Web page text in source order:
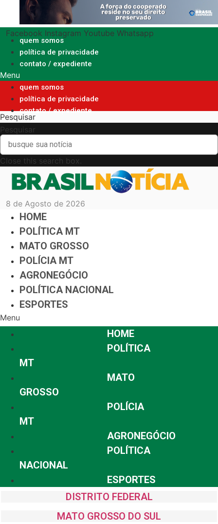
o
conteúdo
Facebook Instagram Youtube Whatsapp
quem somos
política de privacidade
contato / expediente
Menu
quem somos
política de privacidade
contato / expediente
Pesquisar
Pesquisar
Close this search box.
8 de Agosto de 2026
HOME
POLÍTICA MT
MATO GROSSO
POLÍCIA MT
AGRONEGÓCIO
POLÍTICA NACIONAL
ESPORTES
Menu
HOME
POLÍTICA
MT
MATO
GROSSO
POLÍCIA
MT
AGRONEGÓCIO
POLÍTICA
NACIONAL
ESPORTES
DISTRITO FEDERAL
MATO GROSSO DO SUL